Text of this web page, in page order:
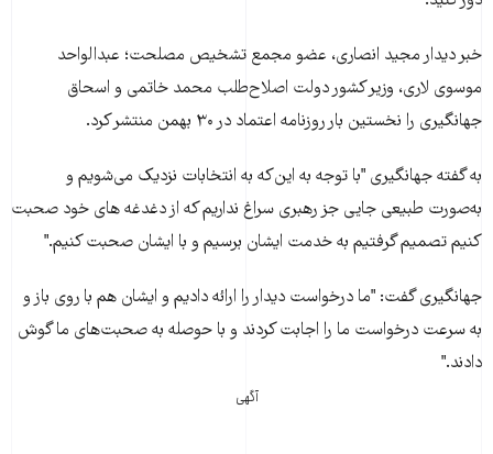
خبر ديدار مجيد انصاری، عضو مجمع تشخيص مصلحت؛ عبدالواحد
موسوی لاری، وزير کشور دولت اصلاح‌طلب محمد خاتمی و اسحاق
جهانگيری را نخستين بار روزنامه اعتماد در ۳۰ بهمن منتشر کرد.
به گفته جهانگيری "با توجه به اين‌که به انتخابات نزديک می‌شويم و
به‌صورت طبيعی جايی جز رهبری سراغ نداريم که از دغدغه های خود صحبت
کنيم تصميم گرفتيم به خدمت ايشان برسيم و با ايشان صحبت کنيم."
جهانگيری گفت: "ما درخواست ديدار را ارائه داديم و ايشان هم با روی باز و
به سرعت درخواست ما را اجابت کردند و با حوصله به صحبت‌های ما گوش
دادند."
آگهی